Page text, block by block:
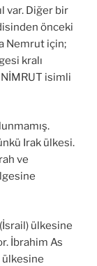
var. Diğer bir
önceki
Nemrut için;
kralı
isimli
Irak ülkesi.
ve
ülkesine
İbrahim As
ülkesine